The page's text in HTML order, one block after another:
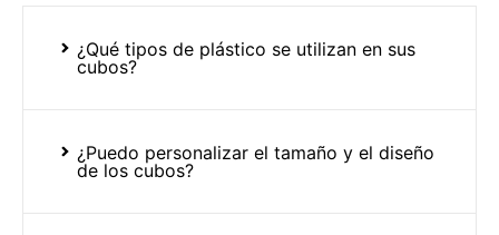
¿Qué tipos de plástico se utilizan en sus
cubos?
¿Puedo personalizar el tamaño y el diseño
de los cubos?